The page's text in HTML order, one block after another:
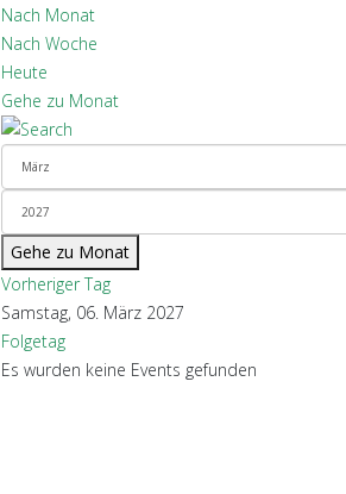
Nach Monat
Nach Woche
Heute
Gehe zu Monat
Gehe zu Monat
Vorheriger Tag
Samstag, 06. März 2027
Folgetag
Es wurden keine Events gefunden